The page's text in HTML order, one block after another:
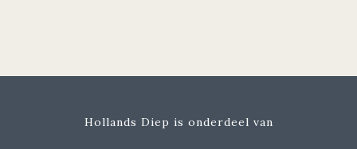
Hollands Diep is onderdeel van